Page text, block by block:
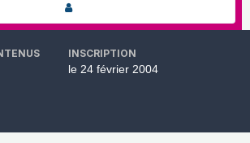
INSCRIPTION
le 24 février 2004